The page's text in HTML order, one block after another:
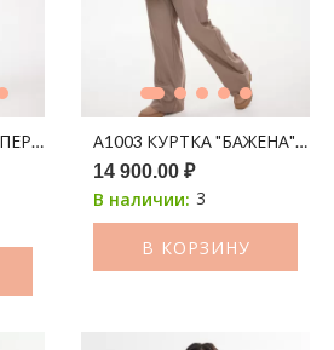
ГОЛУБОЙ
А1003 КУРТКА "БАЖЕНА"
14 900.00 ₽
В наличии: 3
В КОРЗИНУ